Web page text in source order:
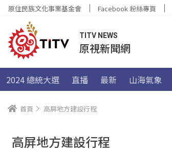
原住民族文化事業基金會 Facebook 粉絲專頁
TITV NEWS
原視新聞網
2024 總統大選 直播 最新 山海氣象
首頁 高屏地方建設行程
高屏地方建設行程